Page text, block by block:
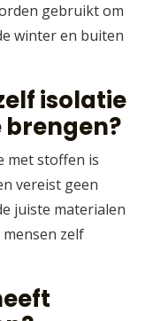
gebruikt om
winter en buiten
isolatie
met stoffen is
vereist geen
juiste materialen
zelf